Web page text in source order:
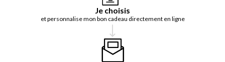
Je choisis
et personnalise mon bon cadeau directement en ligne